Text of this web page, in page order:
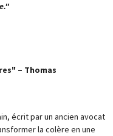
– Thomas
écrit par un ancien avocat
la colère en une